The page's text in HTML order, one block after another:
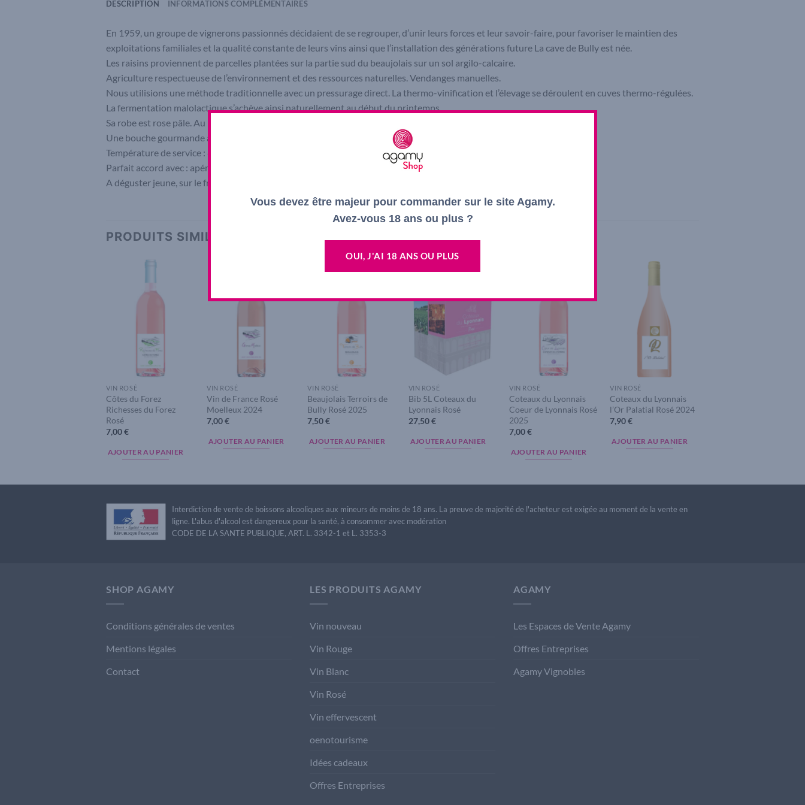
DESCRIPTION INFORMATIONS COMPLÉMENTAIRES
En 1959, un groupe de vignerons passionnés décidaient de se regrouper, d’unir leurs forces et leur savoir-faire, pour favoriser le maintien des
exploitations familiales et la qualité constante de leurs vins ainsi que l’installation des générations future La cave de Bully est née.
Les raisins proviennent de parcelles plantées sur la partie sud du beaujolais sur un sol argilo-calcaire.
Agriculture respectueuse de l’environnement et des ressources naturelles. Vendanges manuelles.
Nous utilisions une méthode traditionnelle avec un pressurage direct. La thermo-vinification et l’élevage se déroulent en cuves thermo-régulées.
La fermentation malolactique s’achève ainsi naturellement au début du printemps.
Sa robe est rose pâle. Au nez, des arômes de fruits à chair blanche tel que le litchi.
Une bouche gourmande avec une pointe de fleur de pêche en finale.
Température de service : 8°C.
Parfait accord avec : apéritif, paëlla, salade estivale, grillade, tarte aux fruits.
A déguster jeune, sur le fruit.
PRODUITS SIMILAIRES
wishlist
VIN ROSÉ
Côtes du Forez
Richesses du Forez
Rosé
7,00€
AJOUTER AU PANIER
wishlist
VIN ROSÉ
Vin de France Rosé
Moelleux 2024
7,00€
AJOUTER AU PANIER
wishlist
VIN ROSÉ
Beaujolais Terroirs de
Bully Rosé 2025
7,50€
AJOUTER AU PANIER
wishlist
VIN ROSÉ
Bib 5L Coteaux du
Lyonnais Rosé
27,50€
AJOUTER AU PANIER
wishlist
VIN ROSÉ
Coteaux du Lyonnais
Coeur de Lyonnais Rosé
2025
7,00€
AJOUTER AU PANIER
VIN ROSÉ
Coteaux du Lyonnais
l’Or Palatial Rosé 2024
7,90€
AJOUTER AU PANIER
Interdiction de vente de boissons alcooliques aux mineurs de moins de 18 ans. La preuve de majorité de l'acheteur est exigée au moment de la vente en
ligne. L'abus d'alcool est dangereux pour la santé, à consommer avec modération
CODE DE LA SANTE PUBLIQUE, ART. L. 3342-1 et L. 3353-3
SHOP AGAMY
Conditions générales de ventes
Mentions légales
Contact
LES PRODUITS AGAMY
Vin nouveau
Vin Rouge
Vin Blanc
Vin Rosé
Vin effervescent
oenotourisme
Idées cadeaux
Offres Entreprises
AGAMY
Les Espaces de Vente Agamy
Offres Entreprises
Agamy Vignobles
Vous devez être majeur pour commander sur le site Agamy.
Avez-vous 18 ans ou plus ?
OUI, J'AI 18 ANS OU PLUS